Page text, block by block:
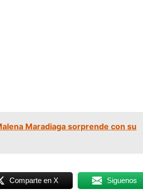
Maradiaga sorprende con su
Comparte en X Siguenos